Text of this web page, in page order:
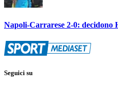
Napoli-Carrarese 2-0: decidono
Seguici su